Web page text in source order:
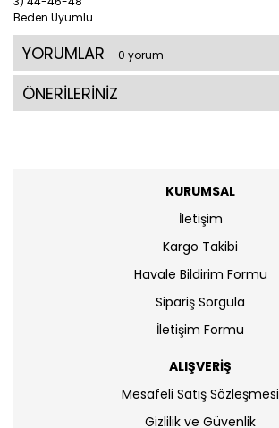
Beden Uyumlu
YORUMLAR - 0 yorum
ÖNERİLERİNİZ
KURUMSAL
İletişim
Kargo Takibi
Havale Bildirim Formu
Sipariş Sorgula
İletişim Formu
ALIŞVERİŞ
Mesafeli Satış Sözleşmesi
Gizlilik ve Güvenlik